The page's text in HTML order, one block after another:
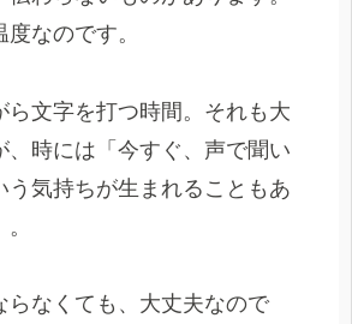
なのです。
ら文字を打つ時間。それも大
、時には「今すぐ、声で聞い
う気持ちが生まれることもあ
らなくても、大丈夫なので